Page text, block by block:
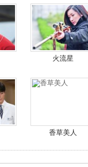
火流星
香草美人